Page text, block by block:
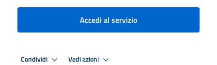
Accedi al servizio
Condividi Vedi azioni